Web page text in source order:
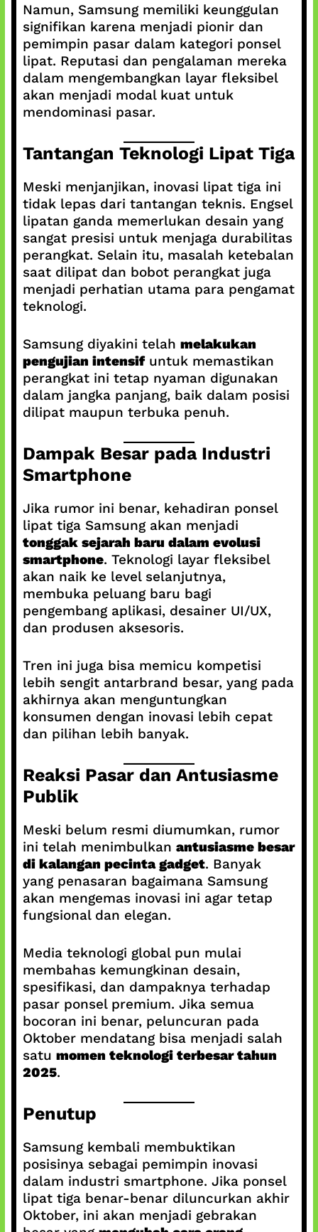
Namun, Samsung memiliki keunggulan
signifikan karena menjadi pionir dan
pemimpin pasar dalam kategori ponsel
lipat. Reputasi dan pengalaman mereka
dalam mengembangkan layar fleksibel
akan menjadi modal kuat untuk
mendominasi pasar.
Tantangan Teknologi Lipat Tiga
Meski menjanjikan, inovasi lipat tiga ini
tidak lepas dari tantangan teknis. Engsel
lipatan ganda memerlukan desain yang
sangat presisi untuk menjaga durabilitas
perangkat. Selain itu, masalah ketebalan
saat dilipat dan bobot perangkat juga
menjadi perhatian utama para pengamat
teknologi.
Samsung diyakini telah melakukan
pengujian intensifuntuk memastikan
perangkat ini tetap nyaman digunakan
dalam jangka panjang, baik dalam posisi
dilipat maupun terbuka penuh.
Dampak Besar pada Industri
Smartphone
Jika rumor ini benar, kehadiran ponsel
lipat tiga Samsung akan menjadi
tonggak sejarah baru dalam evolusi
smartphone. Teknologi layar fleksibel
akan naik ke level selanjutnya,
membuka peluang baru bagi
pengembang aplikasi, desainer UI/UX,
dan produsen aksesoris.
Tren ini juga bisa memicu kompetisi
lebih sengit antarbrand besar, yang pada
akhirnya akan menguntungkan
konsumen dengan inovasi lebih cepat
dan pilihan lebih banyak.
Reaksi Pasar dan Antusiasme
Publik
Meski belum resmi diumumkan, rumor
ini telah menimbulkan antusiasme besar
di kalangan pecinta gadget. Banyak
yang penasaran bagaimana Samsung
akan mengemas inovasi ini agar tetap
fungsional dan elegan.
Media teknologi global pun mulai
membahas kemungkinan desain,
spesifikasi, dan dampaknya terhadap
pasar ponsel premium. Jika semua
bocoran ini benar, peluncuran pada
Oktober mendatang bisa menjadi salah
satu momen teknologi terbesar tahun
2025.
Penutup
Samsung kembali membuktikan
posisinya sebagai pemimpin inovasi
dalam industri smartphone. Jika ponsel
lipat tiga benar-benar diluncurkan akhir
Oktober, ini akan menjadi gebrakan